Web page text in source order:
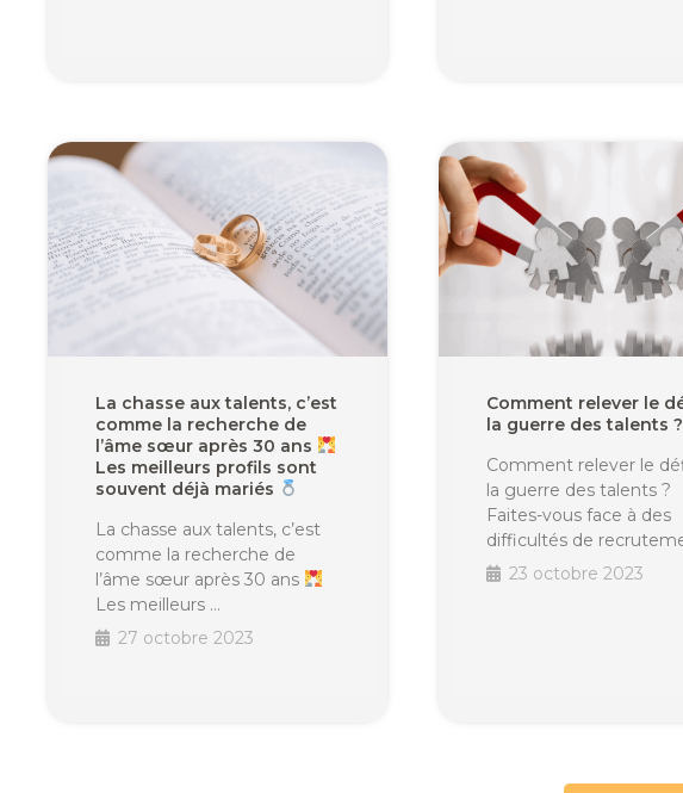
La chasse aux talents, c’est
comme la recherche de
l’âme sœur après 30 ans
Les meilleurs profils sont
souvent déjà mariés
La chasse aux talents, c’est
comme la recherche de
l’âme sœur après 30 ans
Les meilleurs …
27 octobre 2023
Comment relever le
la guerre des talents ?
Comment relever le
la guerre des talents ?
Faites-vous face à des
difficultés de
23 octobre 2023